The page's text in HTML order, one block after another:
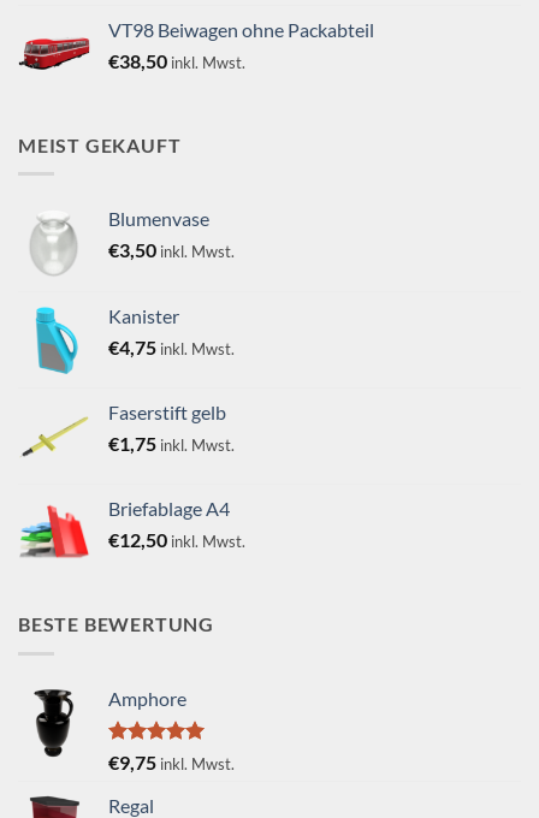
VT98 Beiwagen ohne Packabteil
€38,50 inkl. Mwst.
MEIST GEKAUFT
Blumenvase
€3,50 inkl. Mwst.
Kanister
€4,75 inkl. Mwst.
Faserstift gelb
€1,75 inkl. Mwst.
Briefablage A4
€12,50 inkl. Mwst.
BESTE BEWERTUNG
Amphore
Bewertet
mit
von 5
€9,75 inkl. Mwst.
Regal